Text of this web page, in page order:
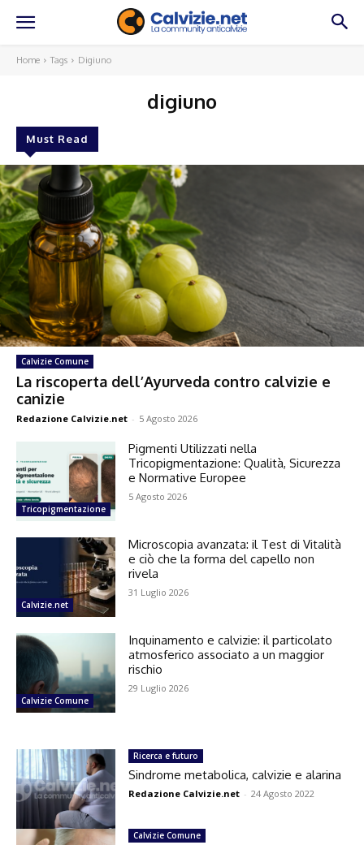
Home Tags Digiuno
digiuno
Must Read
Calvizie Comune
La riscoperta dell’Ayurveda contro calvizie e
canizie
Redazione Calvizie.net - 5 Agosto 2026
Tricopigmentazione
Pigmenti Utilizzati nella
Tricopigmentazione: Qualità, Sicurezza
e Normative Europee
5 Agosto 2026
Calvizie.net
Microscopia avanzata: il Test di Vitalità
e ciò che la forma del capello non
rivela
31 Luglio 2026
Calvizie Comune
Inquinamento e calvizie: il particolato
atmosferico associato a un maggior
rischio
29 Luglio 2026
Ricerca e futuro
Sindrome metabolica, calvizie e alarina
Redazione Calvizie.net - 24 Agosto 2022
Calvizie Comune